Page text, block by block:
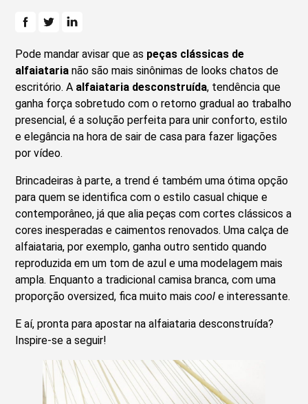
Pode mandar avisar que as peças clássicas de
alfaiataria não são mais sinônimas de looks chatos de
escritório. A alfaiataria desconstruída, tendência que
ganha força sobretudo com o retorno gradual ao trabalho
presencial, é a solução perfeita para unir conforto, estilo
e elegância na hora de sair de casa para fazer ligações
por vídeo.
Brincadeiras à parte, a trend é também uma ótima opção
para quem se identifica com o estilo casual chique e
contemporâneo, já que alia peças com cortes clássicos a
cores inesperadas e caimentos renovados. Uma calça de
alfaiataria, por exemplo, ganha outro sentido quando
reproduzida em um tom de azul e uma modelagem mais
ampla. Enquanto a tradicional camisa branca, com uma
proporção oversized, fica muito maiscool e interessante.
E aí, pronta para apostar na alfaiataria desconstruída?
Inspire-se a seguir!